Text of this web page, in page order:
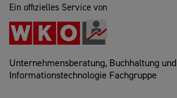
Ein offizielles Service von
Unternehmensberatung, Buchhaltung und
Informationstechnologie Fachgruppe